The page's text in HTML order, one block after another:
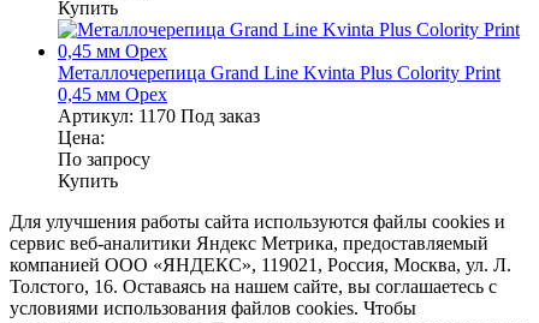
Купить
Металлочерепица Grand Line Kvinta Plus Colority Print
0,45 мм Орех
Артикул: 1170 Под заказ
Цена:
По запросу
Купить
Для улучшения работы сайта используются файлы cookies и
сервис веб-аналитики Яндекс Метрика, предоставляемый
компанией ООО «ЯНДЕКС», 119021, Россия, Москва, ул. Л.
Толстого, 16. Оставаясь на нашем сайте, вы соглашаетесь с
условиями использования файлов cookies. Чтобы